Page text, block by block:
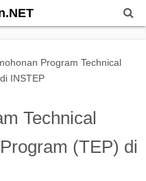
Program Technical
INSTEP
Technical
(TEP) di